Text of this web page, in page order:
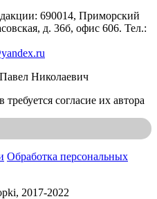
690014, Приморский
д. 36б, офис 606. Тел.:
Николаевич
согласие их автора
Обработка персональных
2017-2022